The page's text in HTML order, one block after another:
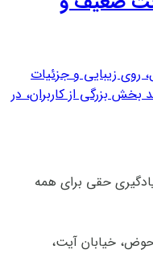
زیبایی و جزئیات
بخش بزرگی از کاربران، در
یا گوشی‌هایی با رم
حقی برای همه
خیابان آیت،